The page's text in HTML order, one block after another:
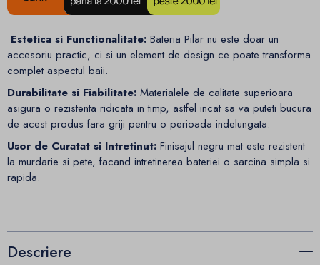
Estetica si Functionalitate: Bateria Pilar nu este doar un
accesoriu practic, ci si un element de design ce poate transforma
complet aspectul baii.
Durabilitate si Fiabilitate: Materialele de calitate superioara
asigura o rezistenta ridicata in timp, astfel incat sa va puteti bucura
de acest produs fara griji pentru o perioada indelungata.
Usor de Curatat si Intretinut: Finisajul negru mat este rezistent
la murdarie si pete, facand intretinerea bateriei o sarcina simpla si
rapida.
Descriere